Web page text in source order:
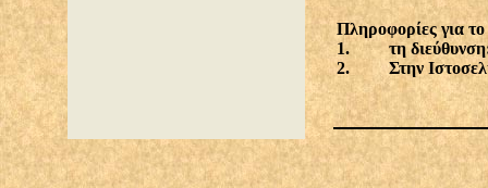
Πληροφορίες για
1. τη
2. Στην